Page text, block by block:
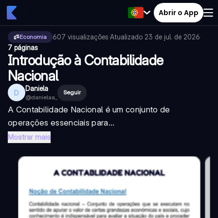
Abrir o App
Economia 607 visualizações·Atualizado 23 de jul. de 2026·
7 páginas
Introdução à Contabilidade
Nacional
D Daniela
@danielaa_
Seguir
A Contabilidade Nacional é um conjunto de
operações essenciais para...
Mostrar mais